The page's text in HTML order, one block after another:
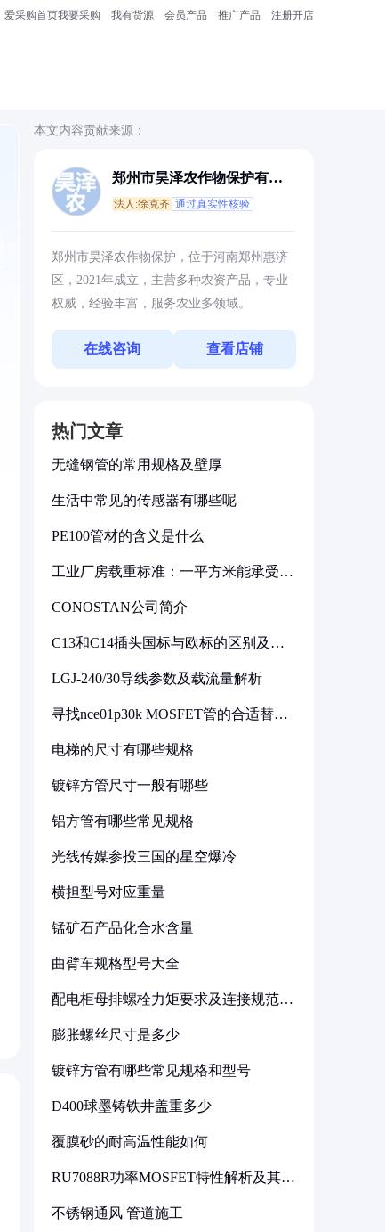
爱采购首页我要采购 我有货源 会员产品 推广产品 注册开店
本文内容贡献来源：
郑州市昊泽农作物保护有限
法人:徐克齐 通过真实性核验
郑州市昊泽农作物保护，位于河南郑州惠济
区，2021年成立，主营多种农资产品，专业
权威，经验丰富，服务农业多领域。
在线咨询 查看店铺
热门文章
无缝钢管的常用规格及壁厚
生活中常见的传感器有哪些呢
PE100管材的含义是什么
工业厂房载重标准：一平方米能承受多
CONOSTAN公司简介
C13和C14插头国标与欧标的区别及其
LGJ-240/30导线参数及载流量解析
寻找nce01p30k MOSFET管的合适替代
电梯的尺寸有哪些规格
镀锌方管尺寸一般有哪些
铝方管有哪些常见规格
光线传媒参投三国的星空爆冷
横担型号对应重量
锰矿石产品化合水含量
曲臂车规格型号大全
配电柜母排螺栓力矩要求及连接规范详
膨胀螺丝尺寸是多少
镀锌方管有哪些常见规格和型号
D400球墨铸铁井盖重多少
覆膜砂的耐高温性能如何
RU7088R功率MOSFET特性解析及其在
不锈钢通风 管道施工